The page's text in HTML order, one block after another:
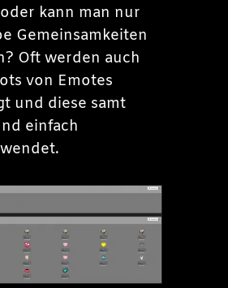
kann man nur
Gemeinsamkeiten
Oft werden auch
von Emotes
und diese samt
einfach